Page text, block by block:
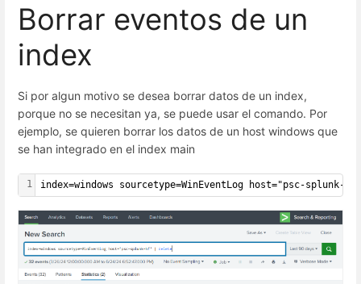
Borrar eventos de un
index
Si por algun motivo se desea borrar datos de un index,
porque no se necesitan ya, se puede usar el comando. Por
ejemplo, se quieren borrar los datos de un host windows que
se han integrado en el index main
1 index=windows sourcetype=WinEventLog host="psc-splunk-